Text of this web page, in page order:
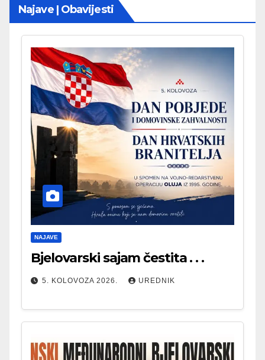
Najave | Obavijesti
NAJAVE
Bjelovarski sajam čestita . . .
5. KOLOVOZA 2026. UREDNIK